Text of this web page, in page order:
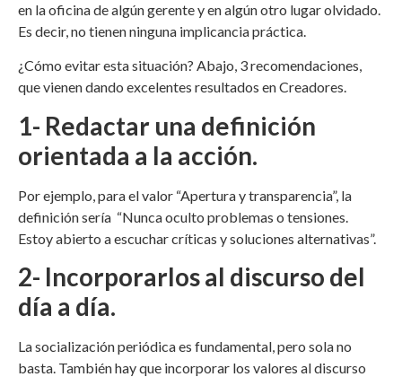
en la oficina de algún gerente y en algún otro lugar olvidado.
Es decir, no tienen ninguna implicancia práctica.
¿Cómo evitar esta situación? Abajo, 3 recomendaciones,
que vienen dando excelentes resultados en Creadores.
1- Redactar una definición
orientada a la acción.
Por ejemplo, para el valor “Apertura y transparencia”, la
definición sería “Nunca oculto problemas o tensiones.
Estoy abierto a escuchar críticas y soluciones alternativas”.
2- Incorporarlos al discurso del
día a día.
La socialización periódica es fundamental, pero sola no
basta. También hay que incorporar los valores al discurso